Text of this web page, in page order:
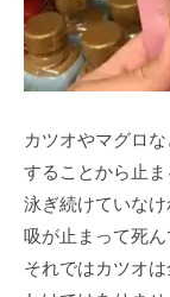
カツオやマグロ
することから止ま
泳ぎ続けていな
吸が止まって死ん
それではカツオ